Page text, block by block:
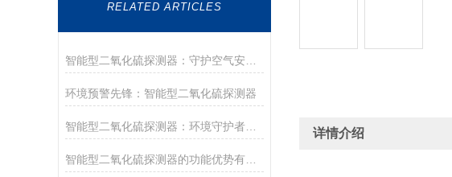
RELATED ARTICLES
智能型二氧化硫探测器：守护空气安全的“隐形哨兵”
环境预警先锋：智能型二氧化硫探测器
智能型二氧化硫探测器：环境守护者的敏锐之眼 详情介绍